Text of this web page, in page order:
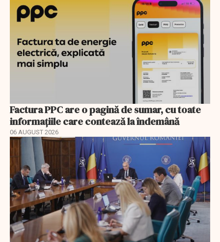
Factura PPC are o pagină de sumar, cu toate
informațiile care contează la îndemână
06 AUGUST 2026